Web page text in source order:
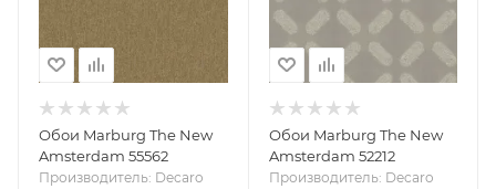
Обои Marburg The New
Amsterdam 55562
Производитель: Decaro
Обои Marburg The New
Amsterdam 52212
Производитель: Decaro